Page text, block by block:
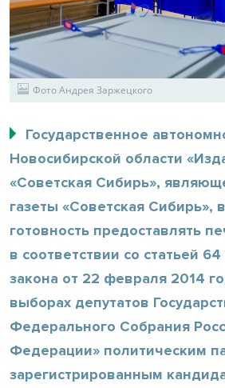
Фото Андрея Заржецкого
Государственное
Новосибирской области
«Советская Сибирь»,
газеты «Советская Сибирь»,
готовность предоставлять
в соответствии со статьей
закона от 22 февраля 2014
выборах депутатов
Федерального Собрания
Федерации» политическим
зарегистрированным